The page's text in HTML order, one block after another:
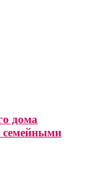
дома
семейными